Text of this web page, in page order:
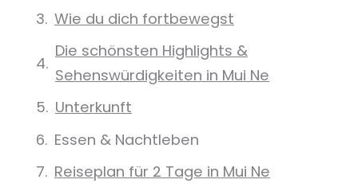
Wie du dich fortbewegst
Die schönsten Highlights &
Sehenswürdigkeiten in Mui Ne
Unterkunft
Essen & Nachtleben
Reiseplan für 2 Tage in Mui Ne